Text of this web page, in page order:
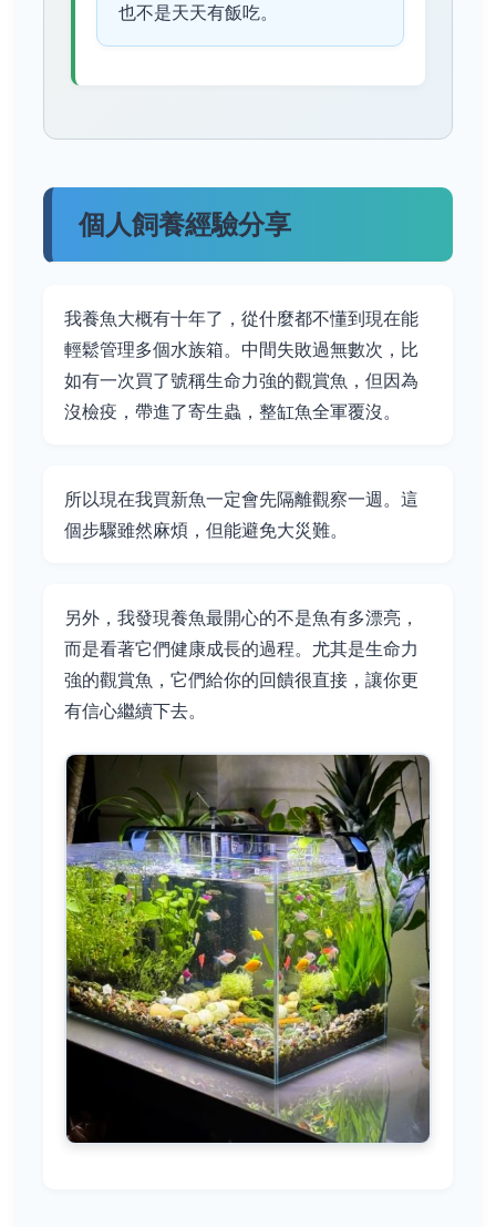
也不是天天有飯吃。
個人飼養經驗分享
我養魚大概有十年了，從什麼都不懂到現在能
輕鬆管理多個水族箱。中間失敗過無數次，比
如有一次買了號稱生命力強的觀賞魚，但因為
沒檢疫，帶進了寄生蟲，整缸魚全軍覆沒。
所以現在我買新魚一定會先隔離觀察一週。這
個步驟雖然麻煩，但能避免大災難。
另外，我發現養魚最開心的不是魚有多漂亮，
而是看著它們健康成長的過程。尤其是生命力
強的觀賞魚，它們給你的回饋很直接，讓你更
有信心繼續下去。